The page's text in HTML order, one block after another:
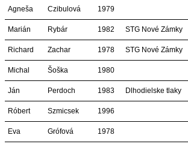
Agneša Czibulová 1979
Marián Rybár 1982 STG Nové Zámky
Richard Zachar 1978 STG Nové Zámky
Michal Šoška 1980
Ján Perdoch 1983 Dlhodielske tlaky
Róbert Szmicsek 1996
Eva Grófová 1978